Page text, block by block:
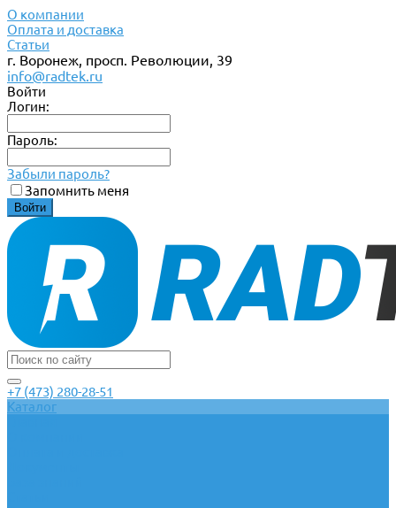
О компании
Оплата и доставка
Статьи
г. Воронеж, просп. Революции, 39
info@radtek.ru
Войти
Логин:
Пароль:
Забыли пароль?
Запомнить меня
+7 (473) 280-28-51
Каталог